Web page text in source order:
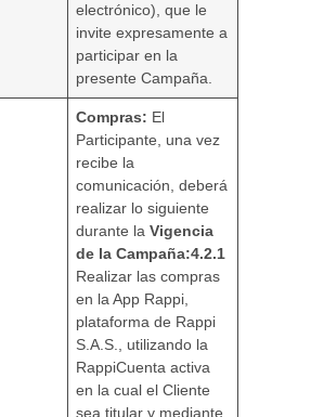
electrónico), que le
invite expresamente a
participar en la
presente Campaña.
Compras: El
Participante, una vez
recibe la
comunicación, deberá
realizar lo siguiente
durante laVigencia
de la Campaña:4.2.1
Realizar las compras
en la App Rappi,
plataforma de Rappi
S.A.S., utilizando la
RappiCuenta activa
en la cual el Cliente
sea titular y mediante